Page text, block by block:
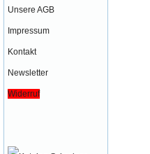
Unsere AGB
Impressum
Kontakt
Newsletter
Widerruf